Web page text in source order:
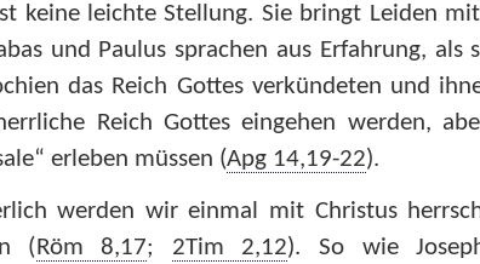
keine leichte Stellung. Sie bringt Leiden
und Paulus sprachen aus Erfahrung,
das Reich Gottes verkündeten und
Reich Gottes eingehen werden,
erleben müssen (Apg 14,19-22).
werden wir einmal mit Christus
(Röm 8,17; 2Tim 2,12). So wie